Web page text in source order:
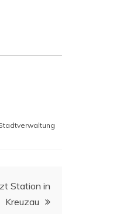
Sta­ti­on in
Kreuzau